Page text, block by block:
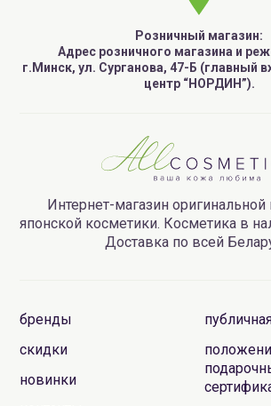
Розничный магазин:
Адрес розничного магазина и
г.Минск, ул. Сурганова, 47-Б (главный
центр “НОРДИН”).
Интернет-магазин оригинальной
японской косметики. Косметика в
Доставка по всей
бренды
скидки
новинки